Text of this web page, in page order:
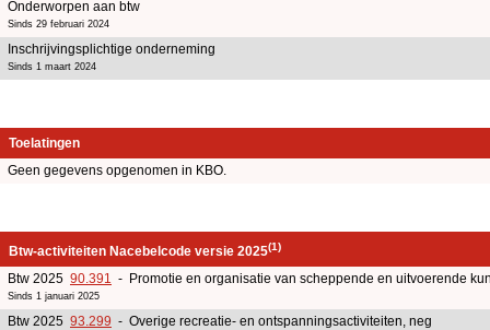
Onderworpen aan btw
Sinds 29 februari 2024
Inschrijvingsplichtige onderneming
Sinds 1 maart 2024
Toelatingen
Geen gegevens opgenomen in KBO.
Btw-activiteiten Nacebelcode versie 2025(1)
Btw 2025 90.391 - Promotie en organisatie van scheppende en uitvoerende
Sinds 1 januari 2025
Btw 2025 93.299 - Overige recreatie- en ontspanningsactiviteiten, neg